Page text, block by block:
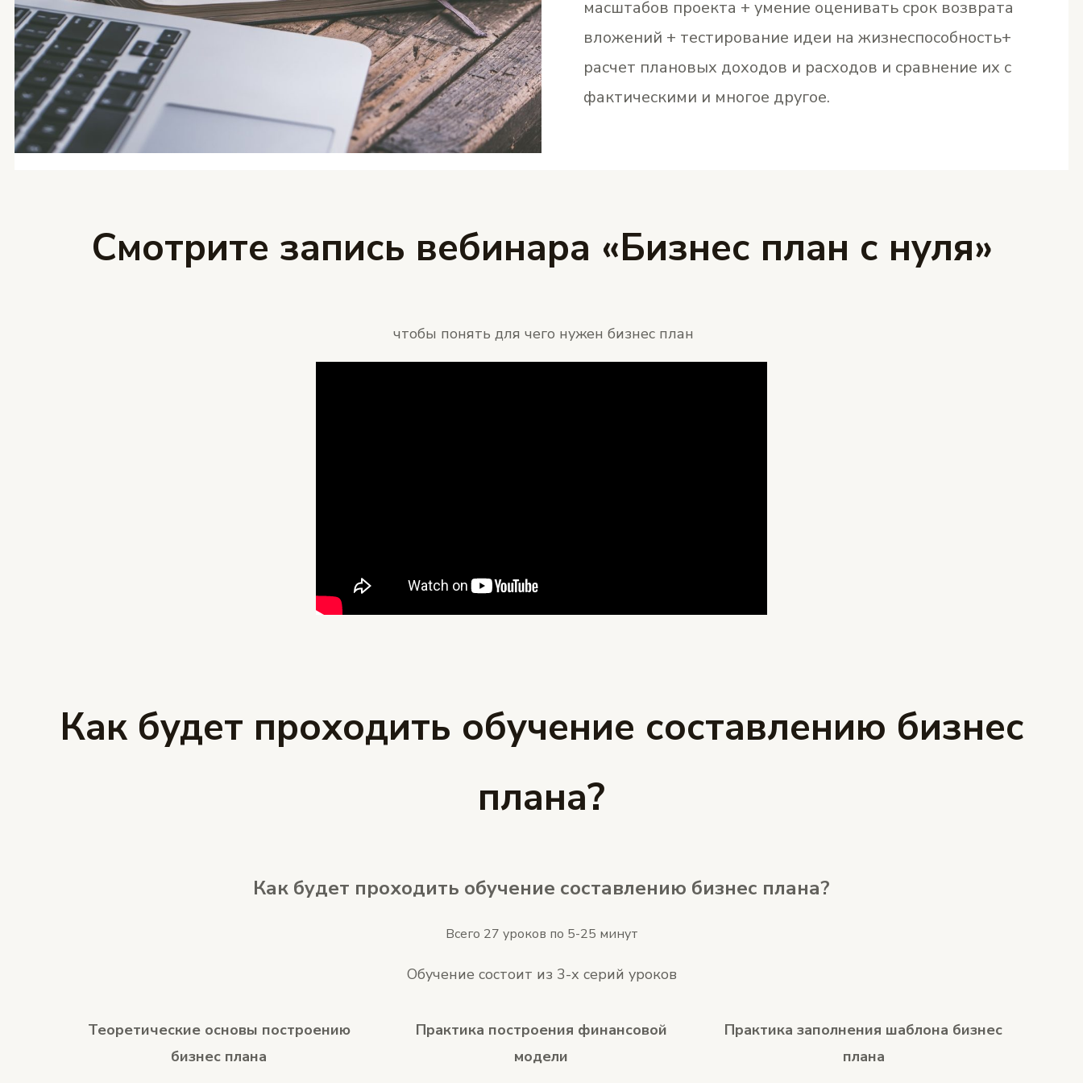
масштабов проекта + умение оценивать срок возврата
вложений + тестирование идеи на жизнеспособность+
расчет плановых доходов и расходов и сравнение их с
фактическими и многое другое.
Смотрите запись вебинара «Бизнес план с нуля»
чтобы понять для чего нужен бизнес план
Как будет проходить обучение составлению бизнес
плана?
Как будет проходить обучение составлению бизнес плана?
Всего 27 уроков по 5-25 минут
Обучение состоит из 3-х серий уроков
Теоретические основы построению
бизнес плана
Практика построения финансовой
модели
Практика заполнения шаблона бизнес
плана